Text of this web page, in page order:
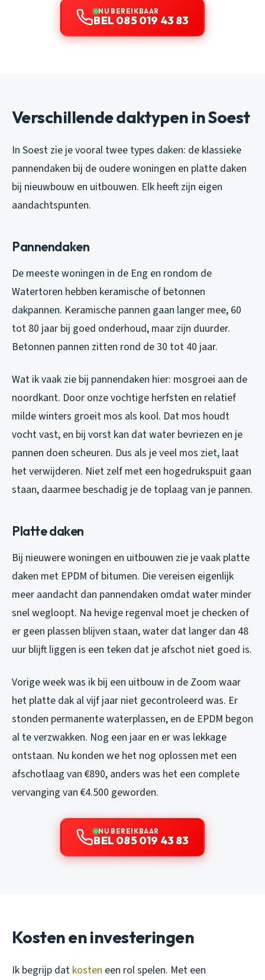
NU BEREIKBAAR
BEL 085 019 43 83
Verschillende daktypen in Soest
In Soest zie je vooral twee types daken: de klassieke
pannendaken bij de oudere woningen en platte daken
bij nieuwbouw en uitbouwen. Elk heeft zijn eigen
aandachtspunten.
Pannendaken
De meeste woningen in de Eng en rondom de
Watertoren hebben keramische of betonnen
dakpannen. Keramische pannen gaan langer mee, 60
tot 80 jaar bij goed onderhoud, maar zijn duurder.
Betonnen pannen zitten rond de 30 tot 40 jaar.
Wat ik vaak zie bij pannendaken hier: mosgroei aan de
noordkant. Door onze vochtige herfsten en relatief
milde winters groeit mos als kool. Dat mos houdt
vocht vast, en bij vorst kan dat water bevriezen en je
pannen doen scheuren. Dus als je veel mos ziet, laat
het verwijderen. Niet zelf met een hogedrukspuit gaan
staan, daarmee beschadig je de toplaag van je pannen.
Platte daken
Bij nieuwere woningen en uitbouwen zie je vaak platte
daken met EPDM of bitumen. Die vereisen eigenlijk
meer aandacht dan pannendaken omdat water minder
snel wegloopt. Na hevige regenval moet je checken of
er geen plassen blijven staan, water dat langer dan 48
uur blijft liggen is een teken dat je afschot niet goed is.
Vorige week was ik bij een uitbouw in de Zoom waar
het platte dak al vijf jaar niet gecontroleerd was. Er
stonden permanente waterplassen, en de EPDM begon
al te verzwakken. Nog een jaar en er was lekkage
ontstaan. Nu konden we het nog oplossen met een
afschotlaag van €890, anders was het een complete
vervanging van €4.500 geworden.
NU BEREIKBAAR
BEL 085 019 43 83
Kosten en investeringen
Ik begrijp dat kosten een rol spelen. Met een